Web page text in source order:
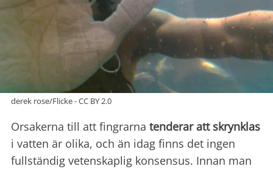
derek rose/Flicke - CC BY 2.0
Orsakerna till att fingrarna tenderar att skrynklas
i vatten är olika, och än idag finns det ingen
fullständig vetenskaplig konsensus. Innan man